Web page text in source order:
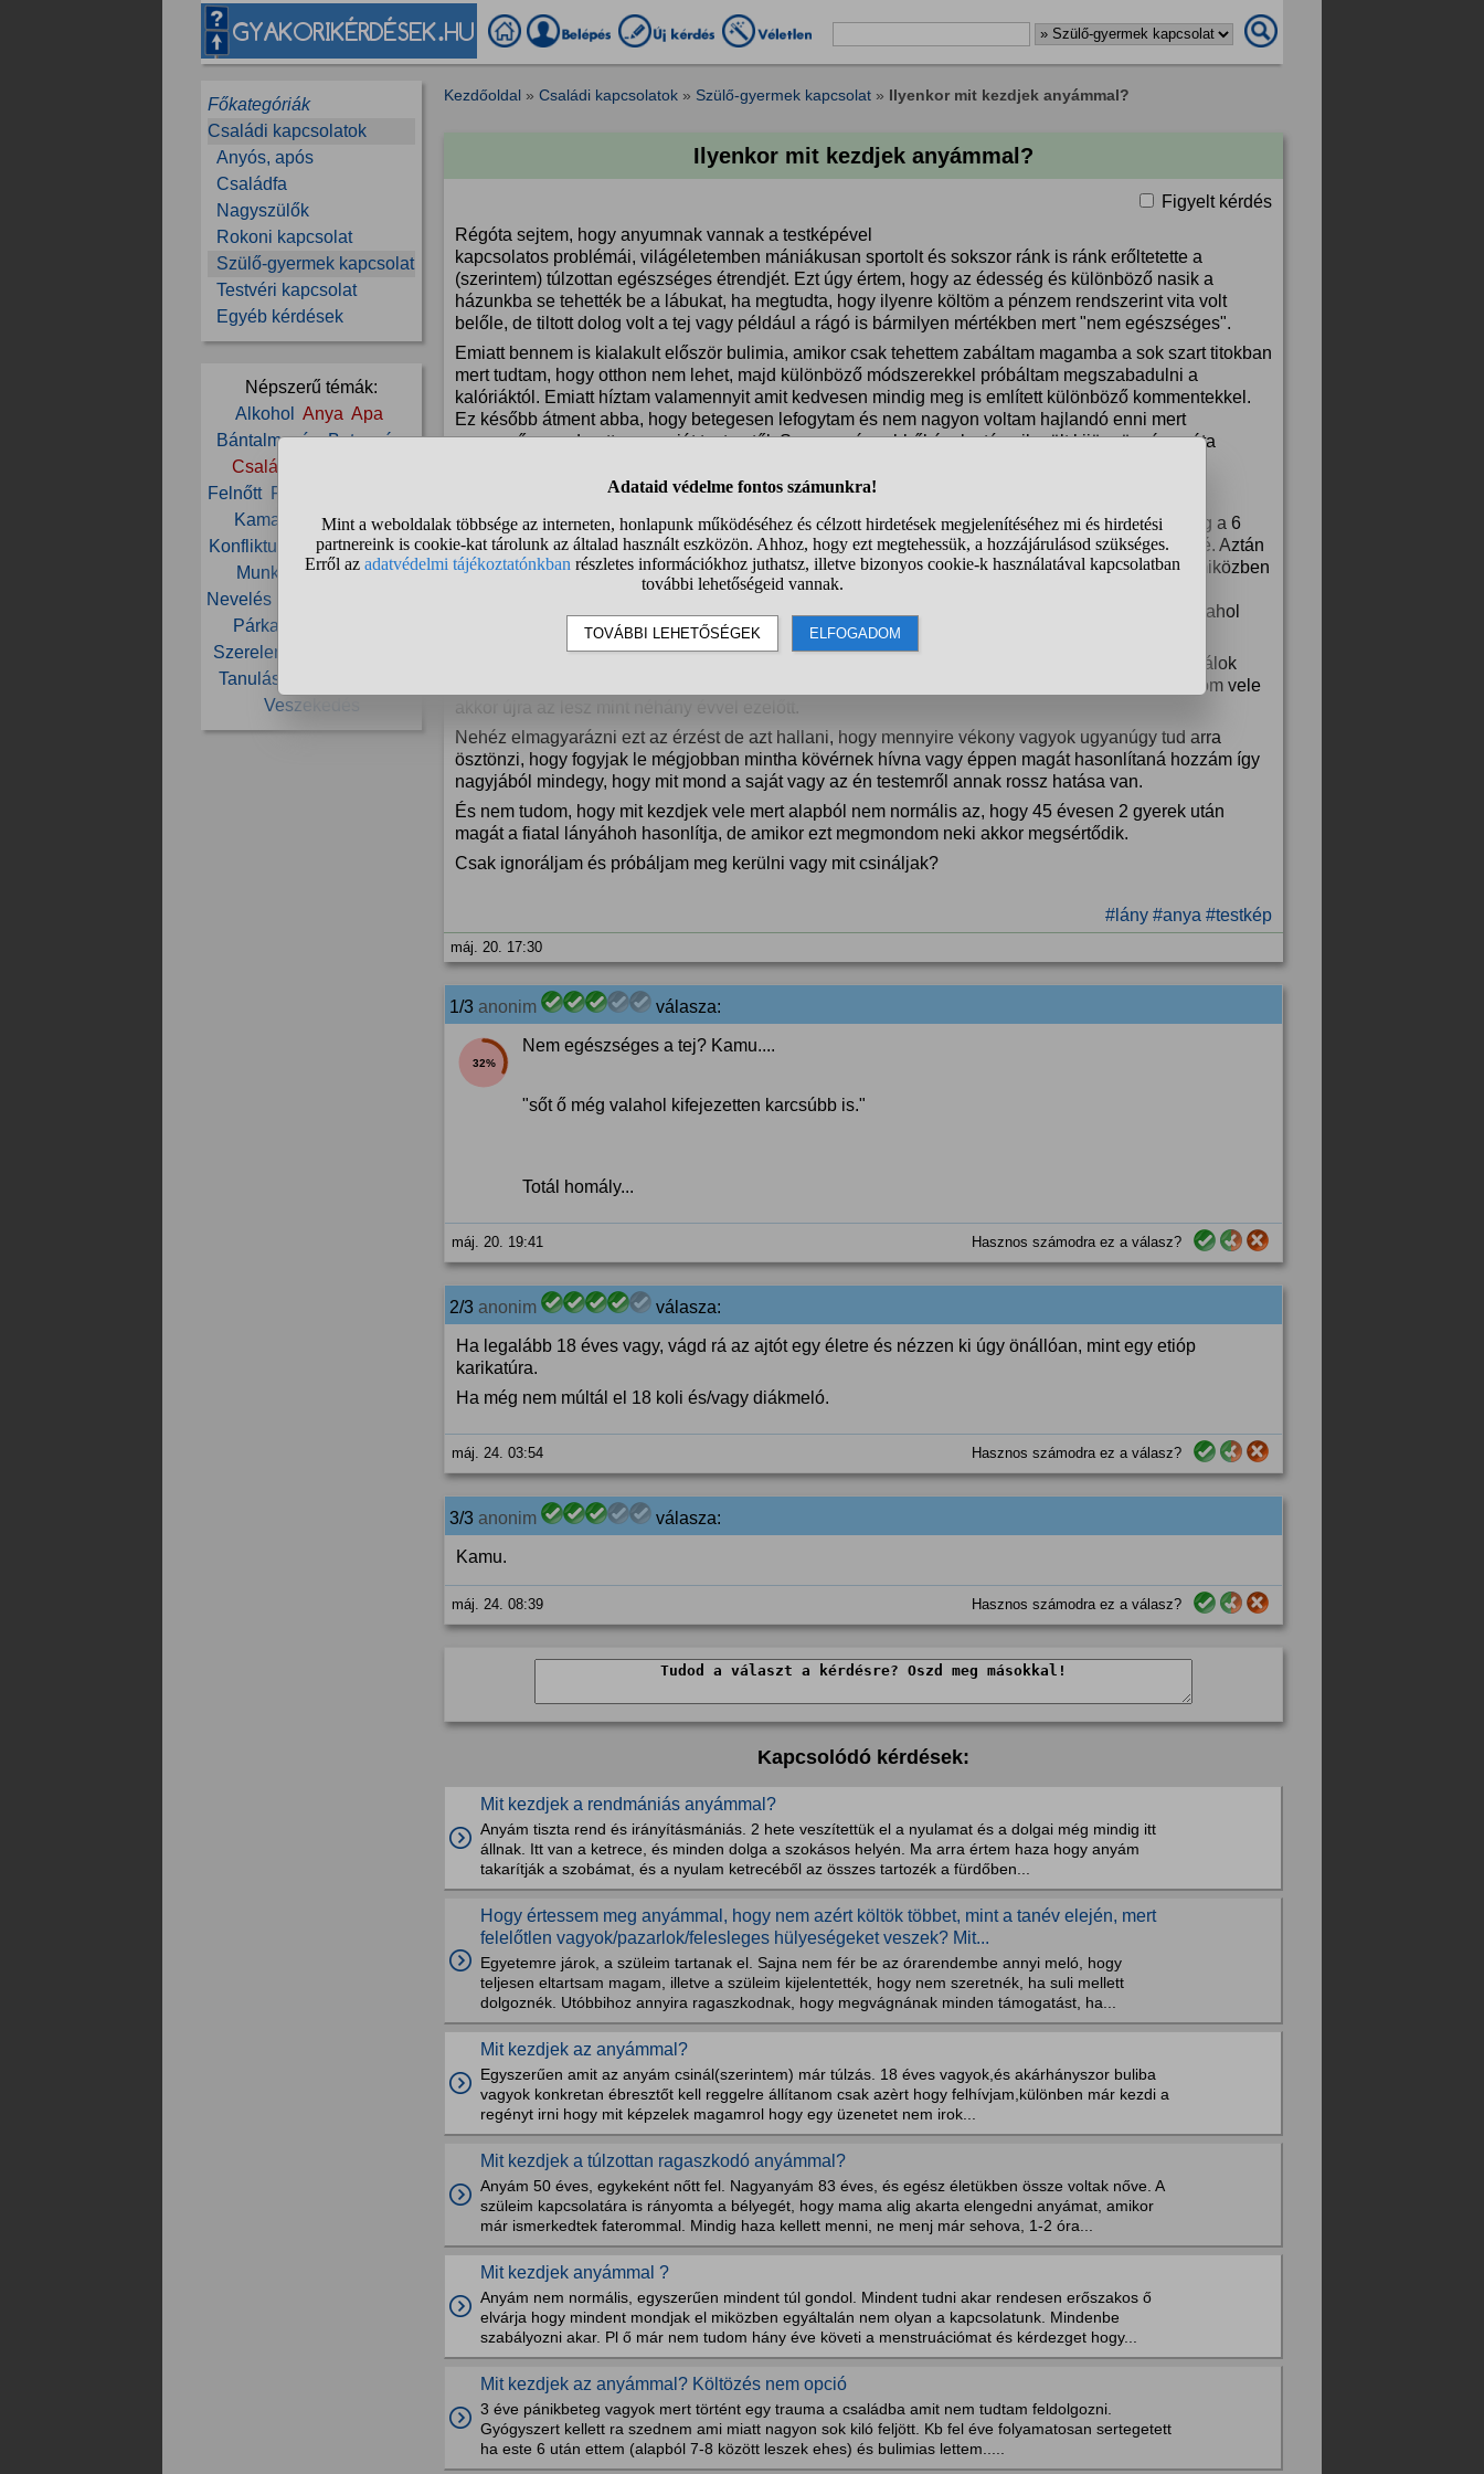
Főkategóriák
Családi kapcsolatok
Anyós, após
Családfa
Nagyszülők
Rokoni kapcsolat
Szülő-gyermek kapcsolat
Testvéri kapcsolat
Egyéb kérdések
Népszerű témák:
Alkohol
Anya Apa
Bántalmazás Betegség
Család
Felnőtt
Fiú
Kamasz
Kapcsolat
Konfliktus
Költözés Lány
Munka
Nárcizmus
Nevelés
Párkapcsolat
Szerelem
Tanulás
Veszekedés
Kezdőoldal » Családi kapcsolatok » Szülő-gyermek kapcsolat » Ilyenkor mit kezdjek anyámmal?
Ilyenkor mit kezdjek anyámmal?
Figyelt kérdés
Régóta sejtem, hogy anyumnak vannak a testképével
kapcsolatos problémái, világéletemben mániákusan sportolt és sokszor ránk is ránk erőltetette a
(szerintem) túlzottan egészséges étrendjét. Ezt úgy értem, hogy az édesség és különböző nasik a
házunkba se tehették be a lábukat, ha megtudta, hogy ilyenre költöm a pénzem rendszerint vita volt
belőle, de tiltott dolog volt a tej vagy például a rágó is bármilyen mértékben mert "nem egészséges".
Emiatt bennem is kialakult először bulimia, amikor csak tehettem zabáltam magamba a sok szart titokban
mert tudtam, hogy otthon nem lehet, majd különböző módszerekkel próbáltam megszabadulni a
kalóriáktól. Emiatt híztam valamennyit amit kedvesen mindig meg is említett különböző kommentekkel.
Ez később átment abba, hogy betegesen lefogytam és nem nagyon voltam hajlandó enni mert
egyszerűen undorottam a saját testemtől. Szerencsére ebből évek után sikerült kijönnöm és azóta
Ez inkább ilyen háttér történet volt, hátha segít kicsit jobban megérteni a problémám.
Már lassan hónapok óta hallgatom tőle, hogy mennyire sovány vagyok és hogy még valószínűleg a 6
éves húgom ruhájába is beleférnék, meg hogy ő már nem is tudja eldönteni, hogy melyik ruha kié. Aztán
pár nappal ezelőtt beállt mögém a tükör elé és elkezdte fogdosni a vállam, derekam és csipőm miközben
arról magyarázott, hogy nem érti hogyan hordok xs-es meg xxs-es ruhákat amikor ugyanakkorák
vagyunk (tehát, hogy neki akkor miért kell m-eset), majd ezután megjegyezte, hogy sőt ő még valahol
kifejezetten karcsúbb is.
Lehet, hogy én reagálom túl, de engem nagyon felkavarnak ezek a dolgok mert kifejezetten próbálok
nem arra koncentrálni, hogy éppen hogyan néz ki a testem, hiszen félek, hogy ha túl sokat törődöm vele
akkor újra az lesz mint néhány évvel ezelőtt.
Nehéz elmagyarázni ezt az érzést de azt hallani, hogy mennyire vékony vagyok ugyanúgy tud arra
ösztönzi, hogy fogyjak le mégjobban mintha kövérnek hívna vagy éppen magát hasonlítaná hozzám így
nagyjából mindegy, hogy mit mond a saját vagy az én testemről annak rossz hatása van.
És nem tudom, hogy mit kezdjek vele mert alapból nem normális az, hogy 45 évesen 2 gyerek után
magát a fiatal lányáhoh hasonlítja, de amikor ezt megmondom neki akkor megsértődik.
Csak ignoráljam és próbáljam meg kerülni vagy mit csináljak?
#lány #anya #testkép
máj. 20. 17:30
1/3 anonim válasza:
32%
Nem egészséges a tej? Kamu....
"sőt ő még valahol kifejezetten karcsúbb is."
Totál homály...
máj. 20. 19:41 Hasznos számodra ez a válasz?
2/3 anonim válasza:
Ha legalább 18 éves vagy, vágd rá az ajtót egy életre és nézzen ki úgy önállóan, mint egy etióp
karikatúra.
Ha még nem múltál el 18 koli és/vagy diákmeló.
máj. 24. 03:54 Hasznos számodra ez a válasz?
3/3 anonim válasza:
Kamu.
máj. 24. 08:39 Hasznos számodra ez a válasz?
Kapcsolódó kérdések:
Mit kezdjek a rendmániás anyámmal?
Anyám tiszta rend és irányításmániás. 2 hete veszítettük el a nyulamat és a dolgai még mindig itt
állnak. Itt van a ketrece, és minden dolga a szokásos helyén. Ma arra értem haza hogy anyám
takarítják a szobámat, és a nyulam ketrecéből az összes tartozék a fürdőben...
Hogy értessem meg anyámmal, hogy nem azért költök többet, mint a tanév elején, mert
felelőtlen vagyok/pazarlok/felesleges hülyeségeket veszek? Mit...
Egyetemre járok, a szüleim tartanak el. Sajna nem fér be az órarendembe annyi meló, hogy
teljesen eltartsam magam, illetve a szüleim kijelentették, hogy nem szeretnék, ha suli mellett
dolgoznék. Utóbbihoz annyira ragaszkodnak, hogy megvágnának minden támogatást, ha...
Mit kezdjek az anyámmal?
Egyszerűen amit az anyám csinál(szerintem) már túlzás. 18 éves vagyok,és akárhányszor buliba
vagyok konkretan ébresztőt kell reggelre állítanom csak azèrt hogy felhívjam,különben már kezdi a
regényt irni hogy mit képzelek magamrol hogy egy üzenetet nem irok...
Mit kezdjek a túlzottan ragaszkodó anyámmal?
Anyám 50 éves, egykeként nőtt fel. Nagyanyám 83 éves, és egész életükben össze voltak nőve. A
szüleim kapcsolatára is rányomta a bélyegét, hogy mama alig akarta elengedni anyámat, amikor
már ismerkedtek faterommal. Mindig haza kellett menni, ne menj már sehova, 1-2 óra...
Mit kezdjek anyámmal ?
Anyám nem normális, egyszerűen mindent túl gondol. Mindent tudni akar rendesen erőszakos ő
elvárja hogy mindent mondjak el miközben egyáltalán nem olyan a kapcsolatunk. Mindenbe
szabályozni akar. Pl ő már nem tudom hány éve követi a menstruációmat és kérdezget hogy...
Mit kezdjek az anyámmal? Költözés nem opció
3 éve pánikbeteg vagyok mert történt egy trauma a családba amit nem tudtam feldolgozni.
Gyógyszert kellett ra szednem ami miatt nagyon sok kiló feljött. Kb fel éve folyamatosan sertegetett
ha este 6 után ettem (alapból 7-8 között leszek ehes) és bulimias lettem.....